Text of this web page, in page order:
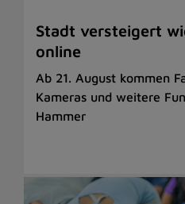
Stadt versteigert
online
Ab 21. August kommen
Kameras und weitere
Hammer